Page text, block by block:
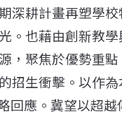
深耕計畫再塑學校
。也藉由創新教學
，聚焦於優勢重
招生衝擊。以作
回應。冀望以超越